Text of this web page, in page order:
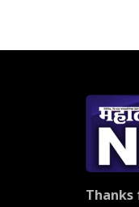
Thanks